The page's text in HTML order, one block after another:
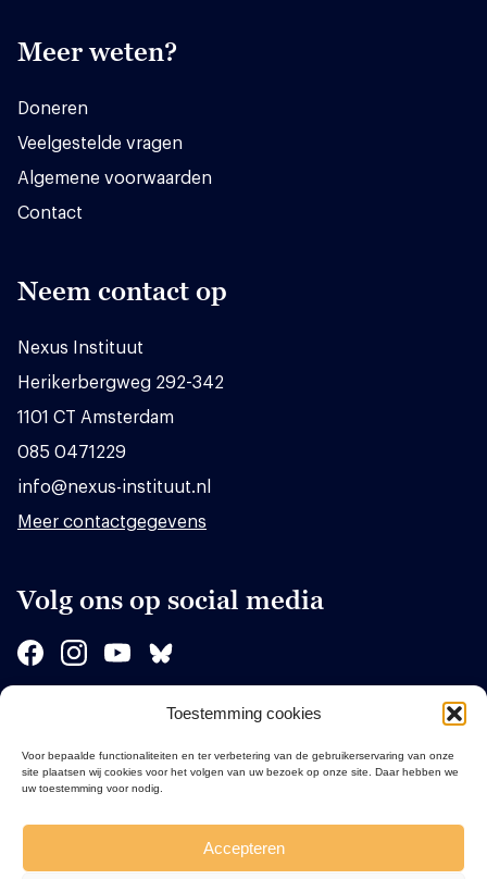
Toestemming cookies
Voor bepaalde functionaliteiten en ter verbetering van de gebruikerservaring van onze
site plaatsen wij cookies voor het volgen van uw bezoek op onze site. Daar hebben we
uw toestemming voor nodig.
Accepteren
Meer weten?
Doneren
Veelgestelde vragen
Algemene voorwaarden
Contact
Neem contact op
Nexus Instituut
Herikerbergweg 292-342
1101 CT Amsterdam
085 0471229
info@nexus-instituut.nl
Meer contactgegevens
Volg ons op social media